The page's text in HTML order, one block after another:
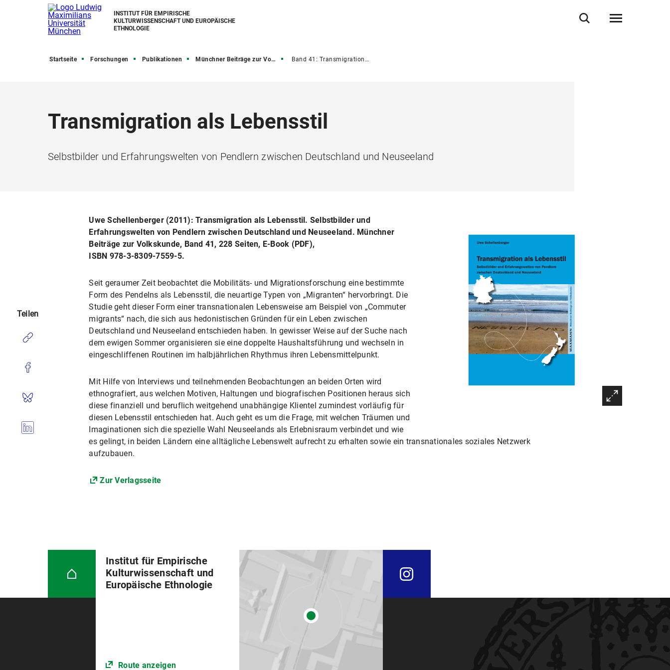
INSTITUT FÜR EMPIRISCHE
KULTURWISSENSCHAFT UND EUROPÄISCHE
ETHNOLOGIE
Startseite Forschungen Publikationen Münchner Beiträge zur Volkskunde Band 41: Transmigration als Lebensstil
Transmigration als Lebensstil
Selbstbilder und Erfahrungswelten von Pendlern zwischen Deutschland und Neuseeland
Uwe Schellenberger (2011): Transmigration als Lebensstil. Selbstbilder und
Erfahrungswelten von Pendlern zwischen Deutschland und Neuseeland. Münchner
Beiträge zur Volkskunde, Band 41, 228 Seiten, E-Book (PDF),
ISBN 978-3-8309-7559-5.
Seit geraumer Zeit beobachtet die Mobilitäts- und Migrationsforschung eine bestimmte
Form des Pendelns als Lebensstil, die neuartige Typen von „Migranten“ hervorbringt. Die
Studie geht dieser Form einer transnationalen Lebensweise am Beispiel von „Commuter
migrants“ nach, die sich aus hedonistischen Gründen für ein Leben zwischen
Deutschland und Neuseeland entschieden haben. In gewisser Weise auf der Suche nach
dem ewigen Sommer organisieren sie eine doppelte Haushaltsführung und wechseln in
eingeschliffenen Routinen im halbjährlichen Rhythmus ihren Lebensmittelpunkt.
Mit Hilfe von Interviews und teilnehmenden Beobachtungen an beiden Orten wird
ethnografiert, aus welchen Motiven, Haltungen und biografischen Positionen heraus sich
diese finanziell und beruflich weitgehend unabhängige Klientel zumindest vorläufig für
diesen Lebensstil entschieden hat. Auch geht es um die Frage, mit welchen Träumen und
Imaginationen sich die spezielle Wahl Neuseelands als Erlebnisraum verbindet und wie
es gelingt, in beiden Ländern eine alltägliche Lebenswelt aufrecht zu erhalten sowie ein transnationales soziales Netzwerk
aufzubauen.
Zur Verlagsseite
Teilen
Institut für Empirische
Kulturwissenschaft und
Europäische Ethnologie
Route anzeigen